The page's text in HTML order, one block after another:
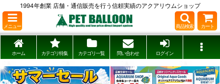
1994年創業 店舗・通信販売を行う信頼実績のアクアリウムショップ
メニュー 商品検索 カート
ホーム カテゴリ特集 カテゴリ一覧 問い合わせ ログイン